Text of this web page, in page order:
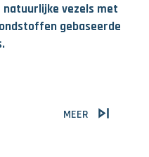
natuurlijke vezels met
gebaseerde
MEER